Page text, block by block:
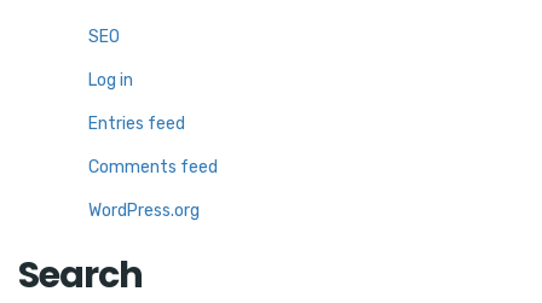
SEO
Log in
Entries feed
Comments feed
WordPress.org
Search